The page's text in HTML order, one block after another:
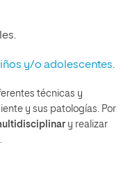
y/o adolescentes.
técnicas y
y sus patologías. Por
y realizar